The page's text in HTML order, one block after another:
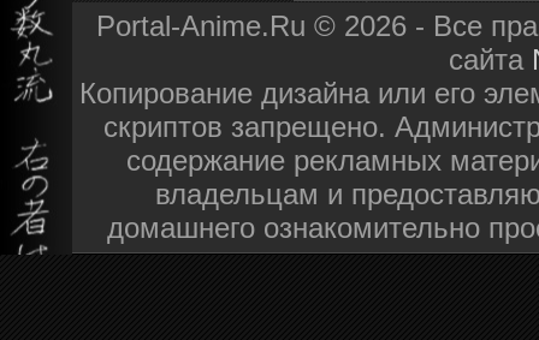
Portal-Anime.Ru © 2026 - Все
сайта
Копирование дизайна или его
скриптов запрещено.
содержание рекламных
владельцам и
домашнего ознакомительно